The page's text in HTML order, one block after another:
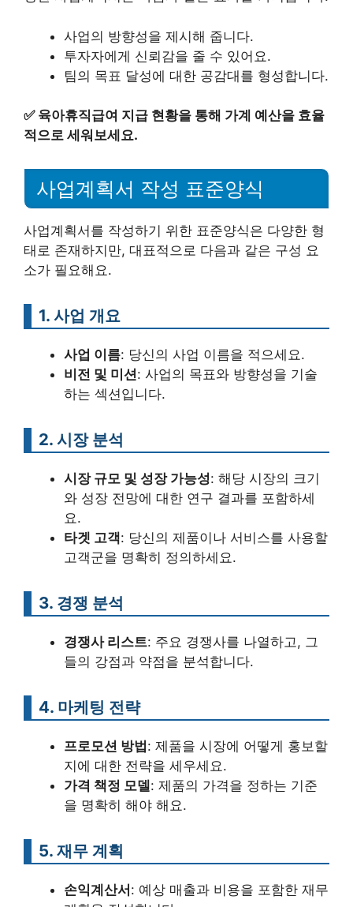
사업의 방향성을 제시해 줍니다.
투자자에게 신뢰감을 줄 수 있어요.
팀의 목표 달성에 대한 공감대를 형성합니다.
✅ 육아휴직급여 지급 현황을 통해 가계 예산을 효율
적으로 세워보세요.
사업계획서 작성 표준양식
사업계획서를 작성하기 위한 표준양식은 다양한 형
태로 존재하지만, 대표적으로 다음과 같은 구성 요
소가 필요해요.
1. 사업 개요
사업 이름: 당신의 사업 이름을 적으세요.
비전 및 미션: 사업의 목표와 방향성을 기술
하는 섹션입니다.
2. 시장 분석
시장 규모 및 성장 가능성: 해당 시장의 크기
와 성장 전망에 대한 연구 결과를 포함하세
요.
타겟 고객: 당신의 제품이나 서비스를 사용할
고객군을 명확히 정의하세요.
3. 경쟁 분석
경쟁사 리스트: 주요 경쟁사를 나열하고, 그
들의 강점과 약점을 분석합니다.
4. 마케팅 전략
프로모션 방법 : 제품을 시장에 어떻게 홍보할
지에 대한 전략을 세우세요.
가격 책정 모델: 제품의 가격을 정하는 기준
을 명확히 해야 해요.
5. 재무 계획
손익계산서 : 예상 매출과 비용을 포함한 재무